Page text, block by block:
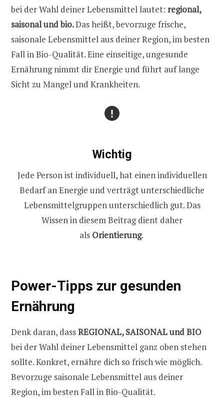
bei der Wahl deiner Lebensmittel lautet: regional,
saisonal und bio.Das heißt, bevorzuge frische,
saisonale Lebensmittel aus deiner Region, im besten
Fall in Bio-Qualität. Eine einseitige, ungesunde
Ernährung nimmt dir Energie und führt auf lange
Sicht zu Mangel und Krankheiten.
Wichtig
Jede Person ist individuell, hat einen individuellen
Bedarf an Energie und verträgt unterschiedliche
Lebensmittelgruppen unterschiedlich gut. Das
Wissen in diesem Beitrag dient daher
als Orientierung.
Power-Tipps zur gesunden
Ernährung
Denk daran, dassREGIONAL, SAISONAL und BIO
bei der Wahl deiner Lebensmittel ganz oben stehen
sollte. Konkret, ernähre dich so frisch wie möglich.
Bevorzuge saisonale Lebensmittel aus deiner
Region, im besten Fall in Bio-Qualität.